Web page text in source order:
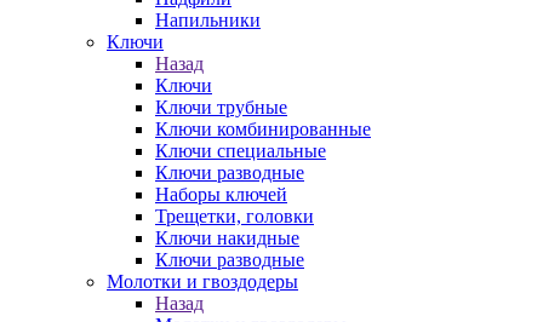
Напильники
Ключи
Назад
Ключи
Ключи трубные
Ключи комбинированные
Ключи специальные
Ключи разводные
Наборы ключей
Трещетки, головки
Ключи накидные
Ключи разводные
Молотки и гвоздодеры
Назад